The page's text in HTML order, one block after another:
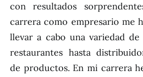
con resultados
carrera como empresario me
llevar a cabo una variedad de
restaurantes hasta
de productos. En mi carrera